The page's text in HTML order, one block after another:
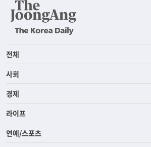
전체
사회
경제
라이프
연예/스포츠